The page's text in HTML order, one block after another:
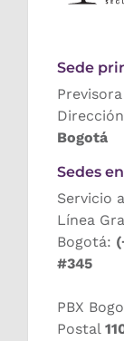
Sede
Bogotá
Sedes
Servicio
Línea
Bogotá:
#345
PBX
Postal